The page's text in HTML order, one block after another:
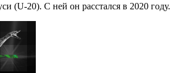
(U-20). С ней он расстался в 2020 году.